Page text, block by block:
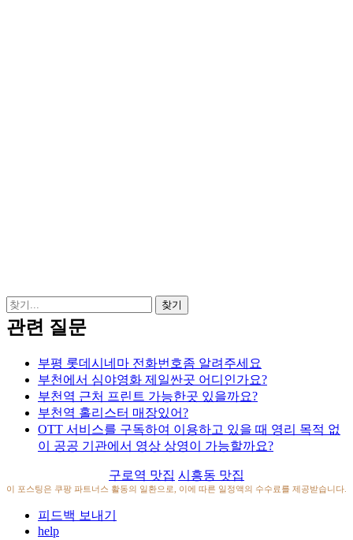
관련 질문
부평 롯데시네마 전화번호좀 알려주세요
부천에서 심야영화 제일싼곳 어디인가요?
부천역 근처 프린트 가능한곳 있을까요?
부천역 홀리스터 매장있어?
OTT 서비스를 구독하여 이용하고 있을 때 영리 목적 없
이 공공 기관에서 영상 상영이 가능할까요?
구로역 맛집 시흥동 맛집
이 포스팅은 쿠팡 파트너스 활동의 일환으로, 이에 따른 일정액의 수수료를 제공받습니다.
피드백 보내기
help